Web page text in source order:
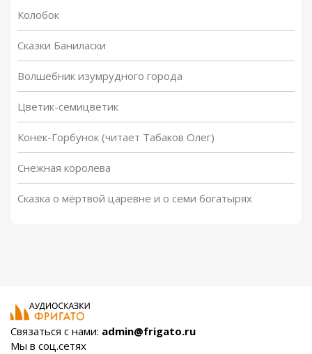
Колобок
Сказки Баниласки
Волшебник изумрудного города
Цветик-семицветик
Конек-Горбунок (читает Табаков Олег)
Снежная королева
Сказка о мёртвой царевне и о семи богатырях
Связаться с нами: admin@frigato.ru
Мы в соц.сетях